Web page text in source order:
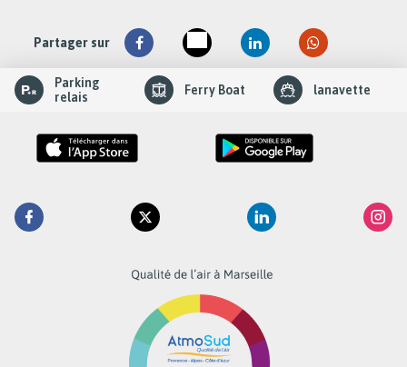
Partager sur
slider
element
Parking
relais
Ferry Boat lanavette
Retrouvez
laFacebook Twitter Linkedin